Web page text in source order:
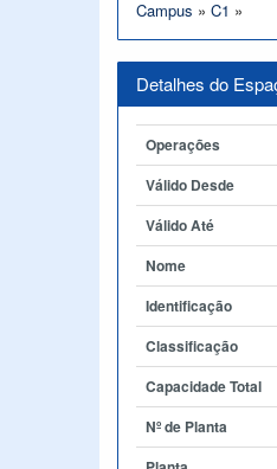
Campus » C1 »
Detalhes do
Operações
Válido Desde
Válido Até
Nome
Identificação
Classificação
Capacidade Total
Nº de Planta